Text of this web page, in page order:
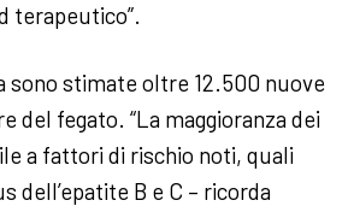
terapeutico”.
sono stimate oltre 12.500 nuove
del fegato. “La maggioranza dei
a fattori di rischio noti, quali
dell’epatite B e C – ricorda